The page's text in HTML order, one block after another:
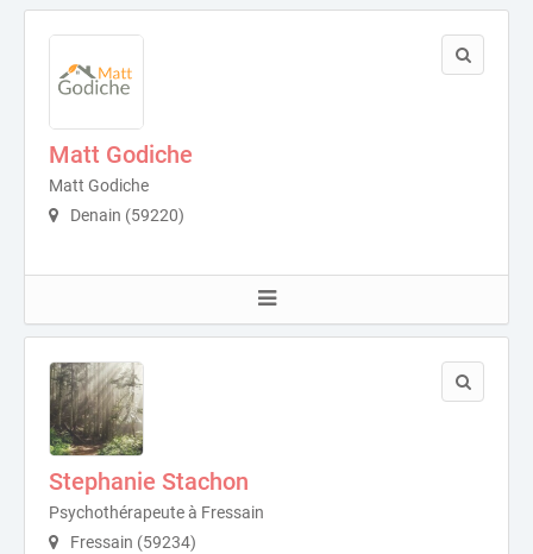
Matt Godiche
Matt Godiche
Denain (59220)
Stephanie Stachon
Psychothérapeute à Fressain
Fressain (59234)